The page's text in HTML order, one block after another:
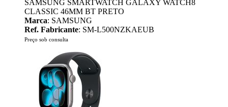
SAMSUNG SMARTWATCH GALAXY WATCH8
CLASSIC 46MM BT PRETO
Marca: SAMSUNG
Ref. Fabricante: SM-L500NZKAEUB
Preço sob consulta